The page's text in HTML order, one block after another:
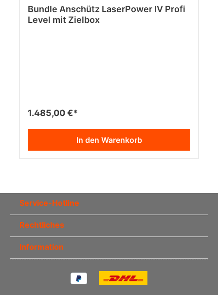
Bundle Anschütz LaserPower IV Profi
Level mit Zielbox
1.485,00 €*
In den Warenkorb
Service-Hotline
Rechtliches
Information